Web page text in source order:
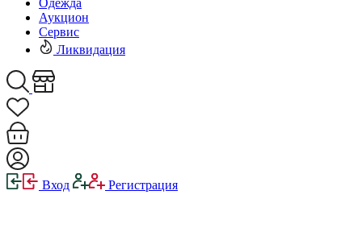
Одежда
Аукцион
Сервис
Ликвидация
Вход Регистрация